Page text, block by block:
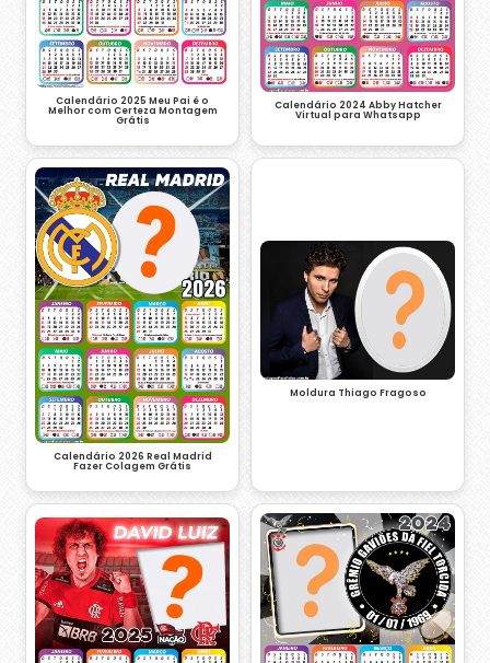
Calendário 2025 Meu Pai é o
Melhor com Certeza Montagem
Grátis
Calendário 2024 Abby Hatcher
Virtual para Whatsapp
Calendário 2026 Real Madrid
Fazer Colagem Grátis
Moldura Thiago Fragoso